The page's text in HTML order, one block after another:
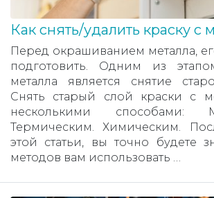
Как снять/удалить краску с
Перед окрашиванием металла,
подготовить. Одним из
металла является снятие
Снять старый слой краски с
несколькими способами:
Термическим. Химическим.
этой статьи, вы точно будете
методов вам использовать …